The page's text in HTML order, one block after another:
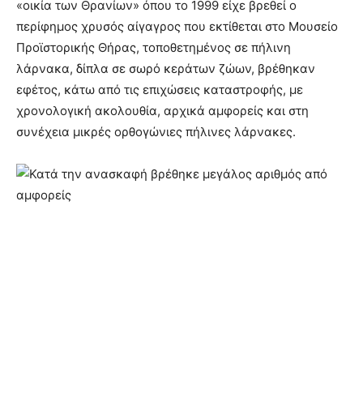
«οικία των Θρανίων» όπου το 1999 είχε βρεθεί ο
περίφημος χρυσός αίγαγρος που εκτίθεται στο Μουσείο
Προϊστορικής Θήρας, τοποθετημένος σε πήλινη
λάρνακα, δίπλα σε σωρό κεράτων ζώων, βρέθηκαν
εφέτος, κάτω από τις επιχώσεις καταστροφής, με
χρονολογική ακολουθία, αρχικά αμφορείς και στη
συνέχεια μικρές ορθογώνιες πήλινες λάρνακες.